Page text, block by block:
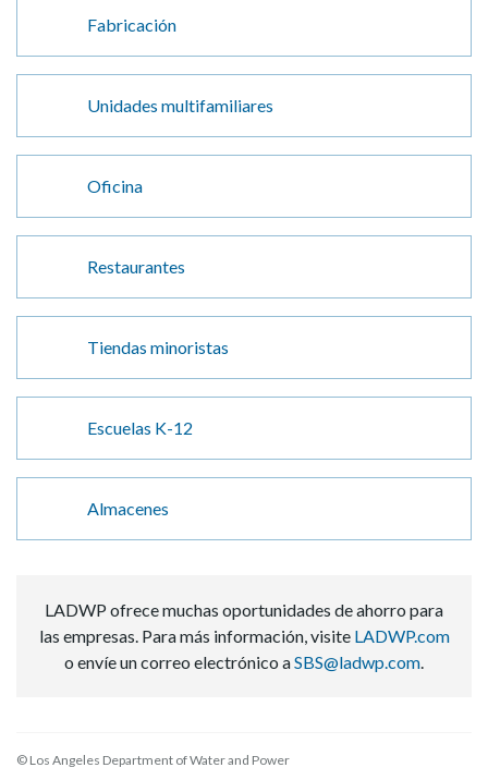
Fabricación
Unidades multifamiliares
Oficina
Restaurantes
Tiendas minoristas
Escuelas K-12
Almacenes
LADWP ofrece muchas oportunidades de ahorro para
las empresas. Para más información, visite LADWP.com
o envíe un correo electrónico aSBS@ladwp.com
© Los Angeles Department of Water and Power